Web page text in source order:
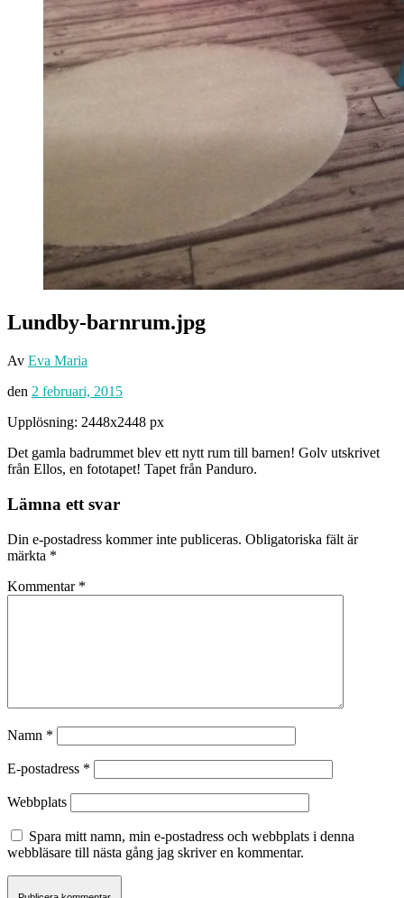
Lundby-barnrum.jpg
Av Eva Maria
den 2 februari, 2015
Upplösning: 2448x2448 px
Det gamla badrummet blev ett nytt rum till barnen! Golv utskrivet
från Ellos, en fototapet! Tapet från Panduro.
Lämna ett svar
Din e-postadress kommer inte publiceras. Obligatoriska fält är
märkta *
Kommentar *
Namn *
E-postadress *
Webbplats
Spara mitt namn, min e-postadress och webbplats i denna
webbläsare till nästa gång jag skriver en kommentar.